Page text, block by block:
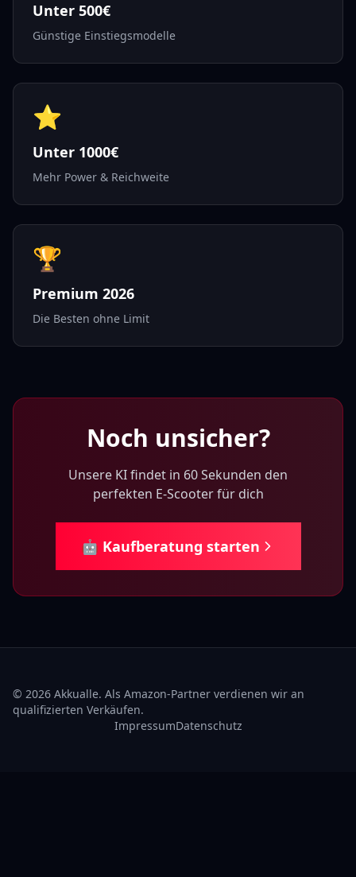
Unter 500€
Günstige Einstiegsmodelle
⭐
Unter 1000€
Mehr Power & Reichweite
🏆
Premium 2026
Die Besten ohne Limit
Noch unsicher?
Unsere KI findet in 60 Sekunden den
perfekten E-Scooter für dich
🤖 Kaufberatung starten
© 2026 Akkualle. Als Amazon-Partner verdienen wir an
qualifizierten Verkäufen.
ImpressumDatenschutz